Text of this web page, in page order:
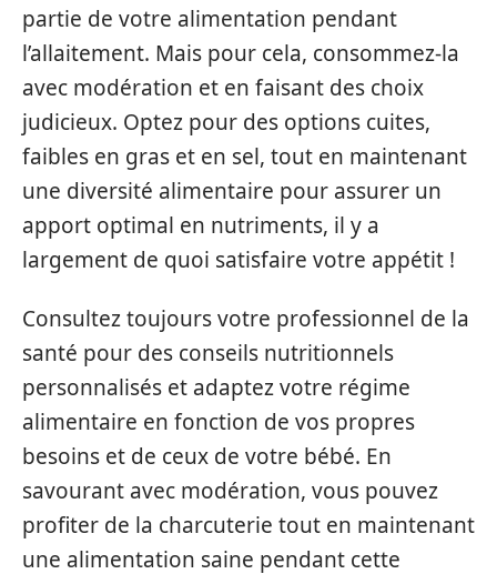
partie de votre alimentation pendant
l’allaitement. Mais pour cela, consommez-la
avec modération et en faisant des choix
judicieux. Optez pour des options cuites,
faibles en gras et en sel, tout en maintenant
une diversité alimentaire pour assurer un
apport optimal en nutriments, il y a
largement de quoi satisfaire votre appétit !
Consultez toujours votre professionnel de la
santé pour des conseils nutritionnels
personnalisés et adaptez votre régime
alimentaire en fonction de vos propres
besoins et de ceux de votre bébé. En
savourant avec modération, vous pouvez
profiter de la charcuterie tout en maintenant
une alimentation saine pendant cette